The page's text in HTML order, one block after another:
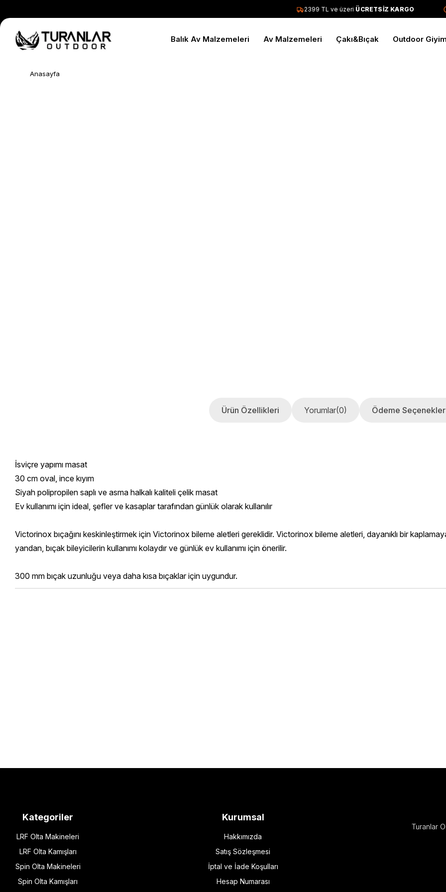
2399 TL ve üzeriÜCRETSİZ KARGO
Balık Av Malzemeleri Av Malzemeleri Çakı&Bıçak Outdoor
Anasayfa
Ürün Özellikleri Yorumlar(0) Ödeme
İsviçre yapımı masat
30 cm oval, ince kıyım
Siyah polipropilen saplı ve asma halkalı kaliteli çelik masat
Ev kullanımı için ideal, şefler ve kasaplar tarafından günlük olarak kullanılır
Victorinox bıçağını keskinleştirmek için Victorinox bileme aletleri gereklidir. Victorinox bileme aletleri, dayanıklı bir
yandan, bıçak bileyicilerin kullanımı kolaydır ve günlük ev kullanımı için önerilir.
300 mm bıçak uzunluğu veya daha kısa bıçaklar için uygundur.
Kategoriler
LRF Olta Makineleri
LRF Olta Kamışları
Spin Olta Makineleri
Spin Olta Kamışları
Kurumsal
Hakkımızda
Satış Sözleşmesi
İptal ve İade Koşulları
Hesap Numarası
Turanlar